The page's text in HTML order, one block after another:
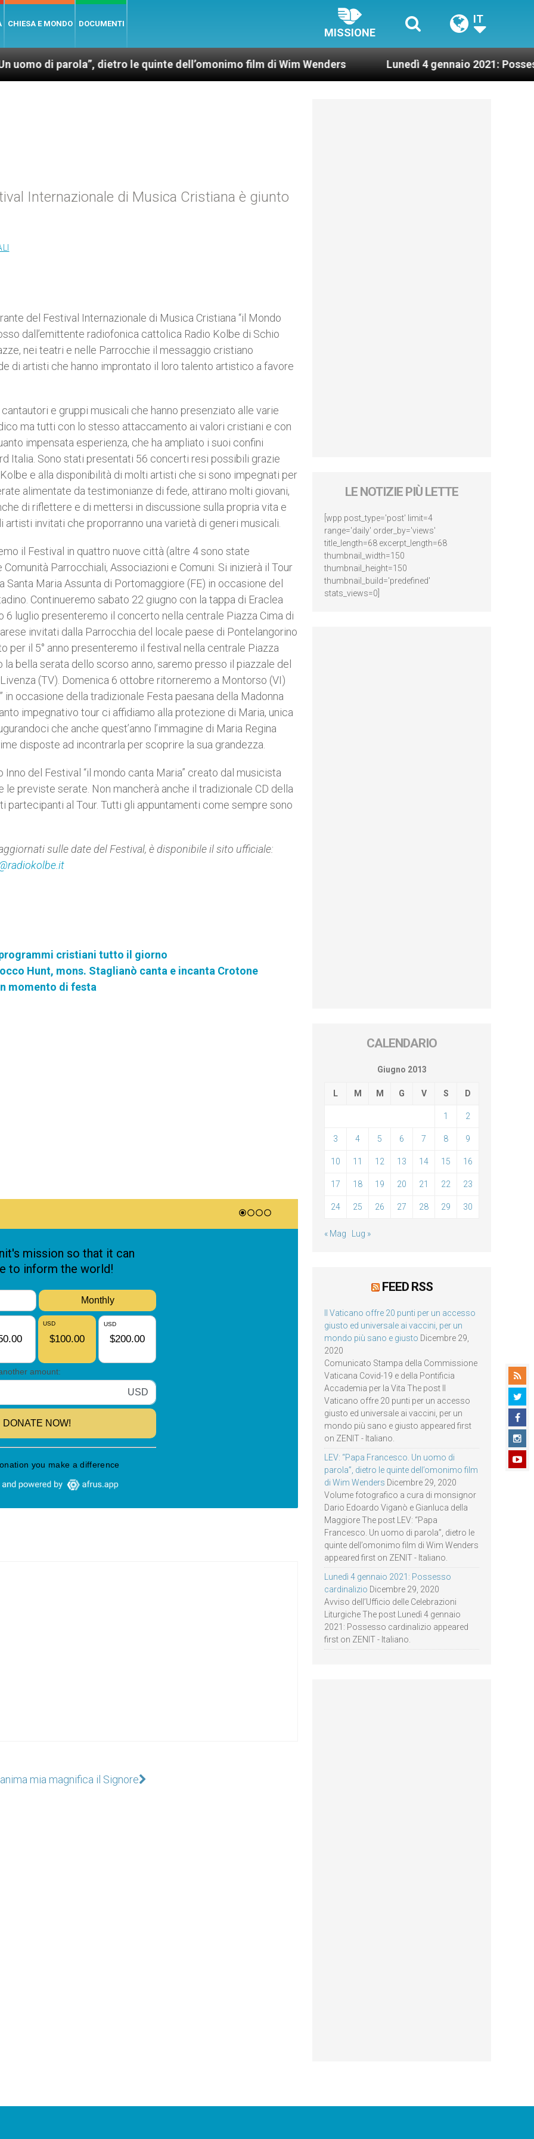
CHIESA E MONDO DOCUMENTI
MISSIONE
IT
parola”, dietro le quinte dell’omonimo film di Wim Wenders Lunedì 4 gennaio 2021: Possesso
Internazionale di Musica Cristiana è giunto
del Festival Internazionale di Musica Cristiana “il Mondo
dall’emittente radiofonica cattolica Radio Kolbe di Schio
nei teatri e nelle Parrocchie il messaggio cristiano
di artisti che hanno improntato il loro talento artistico a favore
e gruppi musicali che hanno presenziato alle varie
ma tutti con lo stesso attaccamento ai valori cristiani e con
impensata esperienza, che ha ampliato i suoi confini
Italia. Sono stati presentati 56 concerti resi possibili grazie
e alla disponibilità di molti artisti che si sono impegnati per
alimentate da testimonianze di fede, attirano molti giovani,
di riflettere e di mettersi in discussione sulla propria vita e
invitati che proporranno una varietà di generi musicali.
il Festival in quattro nuove città (altre 4 sono state
Parrocchiali, Associazioni e Comuni. Si inizierà il Tour
Maria Assunta di Portomaggiore (FE) in occasione del
Continueremo sabato 22 giugno con la tappa di Eraclea
6 luglio presenteremo il concerto nella centrale Piazza Cima di
invitati dalla Parrocchia del locale paese di Pontelangorino
per il 5° anno presenteremo il festival nella centrale Piazza
bella serata dello scorso anno, saremo presso il piazzale del
(TV). Domenica 6 ottobre ritorneremo a Montorso (VI)
in occasione della tradizionale Festa paesana della Madonna
impegnativo tour ci affidiamo alla protezione di Maria, unica
che anche quest’anno l’immagine di Maria Regina
disposte ad incontrarla per scoprire la sua grandezza.
del Festival “il mondo canta Maria” creato dal musicista
previste serate. Non mancherà anche il tradizionale CD della
al Tour. Tutti gli appuntamenti come sempre sono
sulle date del Festival, è disponibile il sito ufficiale:
cristiani tutto il giorno
Hunt, mons. Staglianò canta e incanta Crotone
momento di festa
mia magnifica il Signore
LE NOTIZIE PIÙ LETTE
[wpp post_type='post' limit=4
range='daily' order_by='views'
title_length=68 excerpt_length=68
thumbnail_width=150
thumbnail_height=150
thumbnail_build='predefined'
stats_views=0]
CALENDARIO
Giugno 2013
L M M G V S D
1 2
3 4 5 6 7 8 9
10 11 12 13 14 15 16
17 18 19 20 21 22 23
24 25 26 27 28 29 30
« Mag Lug »
FEED RSS
Il Vaticano offre 20 punti per un accesso
giusto ed universale ai vaccini, per un
mondo più sano e giusto Dicembre 29,
2020
Comunicato Stampa della Commissione
Vaticana Covid-19 e della Pontificia
Accademia per la Vita The post Il
Vaticano offre 20 punti per un accesso
giusto ed universale ai vaccini, per un
mondo più sano e giusto appeared first
on ZENIT - Italiano.
LEV: “Papa Francesco. Un uomo di
parola”, dietro le quinte dell’omonimo film
di Wim Wenders Dicembre 29, 2020
Volume fotografico a cura di monsignor
Dario Edoardo Viganò e Gianluca della
Maggiore The post LEV: “Papa
Francesco. Un uomo di parola”, dietro le
quinte dell’omonimo film di Wim Wenders
appeared first on ZENIT - Italiano.
Lunedì 4 gennaio 2021: Possesso
cardinalizio Dicembre 29, 2020
Avviso dell’Ufficio delle Celebrazioni
Liturgiche The post Lunedì 4 gennaio
2021: Possesso cardinalizio appeared
first on ZENIT - Italiano.